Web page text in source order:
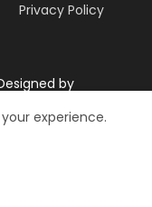
Privacy Policy
by
by
experience.